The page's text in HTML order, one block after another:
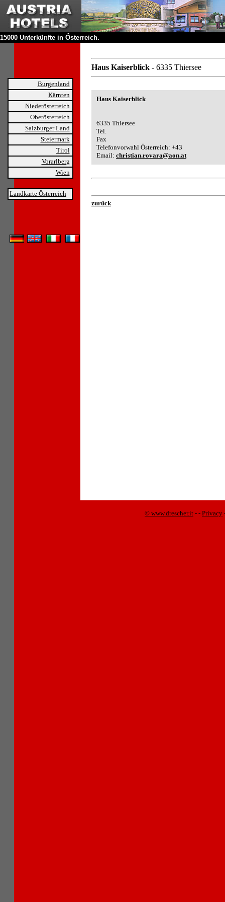
15000 Unterkünfte in Österreich.
Burgenland
Kärnten
Niederösterreich
Oberösterreich
Salzburger Land
Steiermark
Tirol
Vorarlberg
Wien
Landkarte Österreich
Haus Kaiserblick - 6335 Thiersee
Haus Kaiserblick
6335 Thiersee
Tel.
Fax
Telefonvorwahl Österreich: +43
Email: christian.rovara@aon.at
zurück
© www.drescher.it - - Privacy